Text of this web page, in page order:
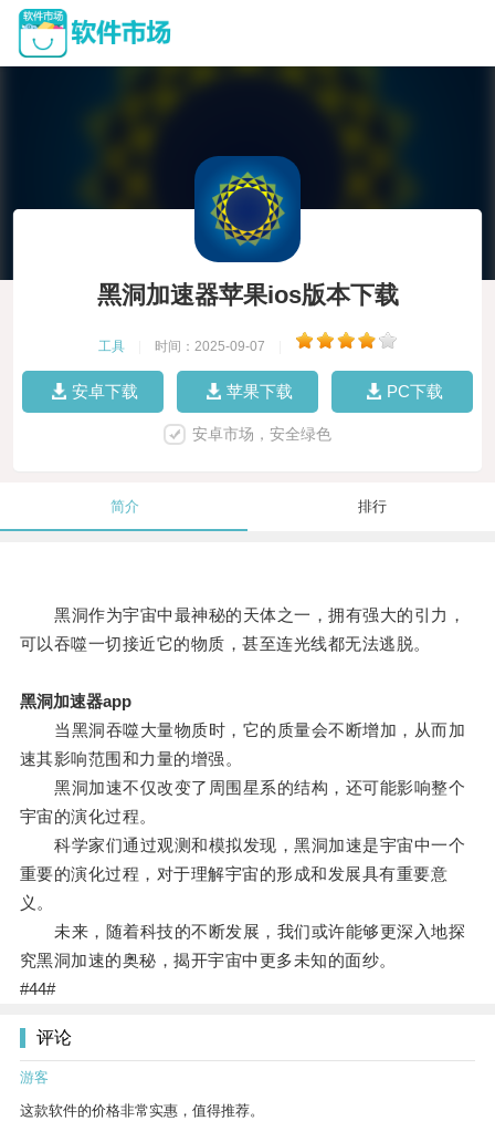
黑洞加速器苹果ios版本下载
工具 时间：2025-09-07
安卓下载 苹果下载 PC下载
安卓市场，安全绿色
简介 排行
黑洞作为宇宙中最神秘的天体之一，拥有强大的引力，
可以吞噬一切接近它的物质，甚至连光线都无法逃脱。
黑洞加速器app
当黑洞吞噬大量物质时，它的质量会不断增加，从而加
速其影响范围和力量的增强。
黑洞加速不仅改变了周围星系的结构，还可能影响整个
宇宙的演化过程。
科学家们通过观测和模拟发现，黑洞加速是宇宙中一个
重要的演化过程，对于理解宇宙的形成和发展具有重要意
义。
未来，随着科技的不断发展，我们或许能够更深入地探
究黑洞加速的奥秘，揭开宇宙中更多未知的面纱。
#44#
评论
游客
这款软件的价格非常实惠，值得推荐。